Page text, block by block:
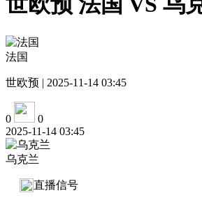
法国
世欧预 | 2025-11-14 03:45
0
0
2025-11-14 03:45
乌克兰
直播信号